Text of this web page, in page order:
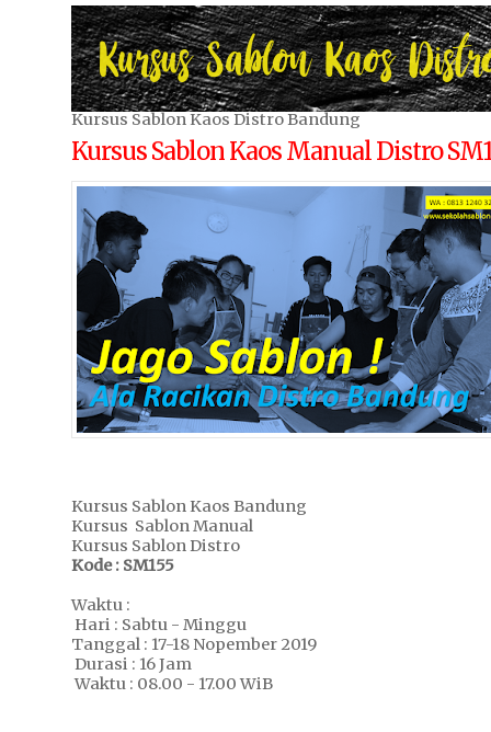
Kursus Sablon Kaos Distro Bandung
Kursus Sablon Kaos Manual Distro
Kursus Sablon Kaos Bandung
Kursus Sablon Manual
Kursus Sablon Distro
Kode : SM155
Waktu :
Hari : Sabtu - Minggu
Tanggal : 17-18 Nopember 2019
Durasi : 16 Jam
Waktu : 08.00 - 17.00 WiB